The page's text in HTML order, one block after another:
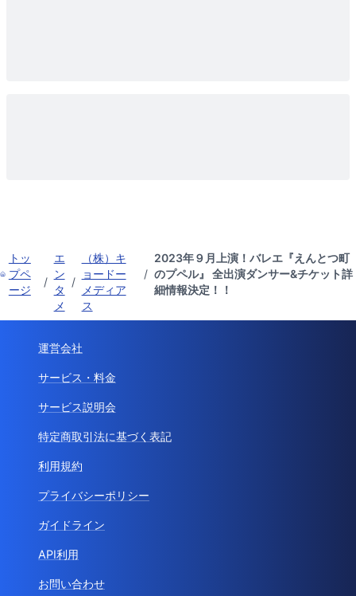
トッ
プペ
ージ
/
エ
ン
タ
メ
/
（株）キ
ョードー
メディア
ス
/
2023年９月上演！バレエ『えんとつ町
のプペル』 全出演ダンサー&チケット詳
細情報決定！！
運営会社
サービス・料金
サービス説明会
特定商取引法に基づく表記
利用規約
プライバシーポリシー
ガイドライン
API利用
お問い合わせ